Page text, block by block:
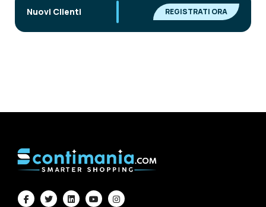
Nuovi Clienti REGISTRATI ORA